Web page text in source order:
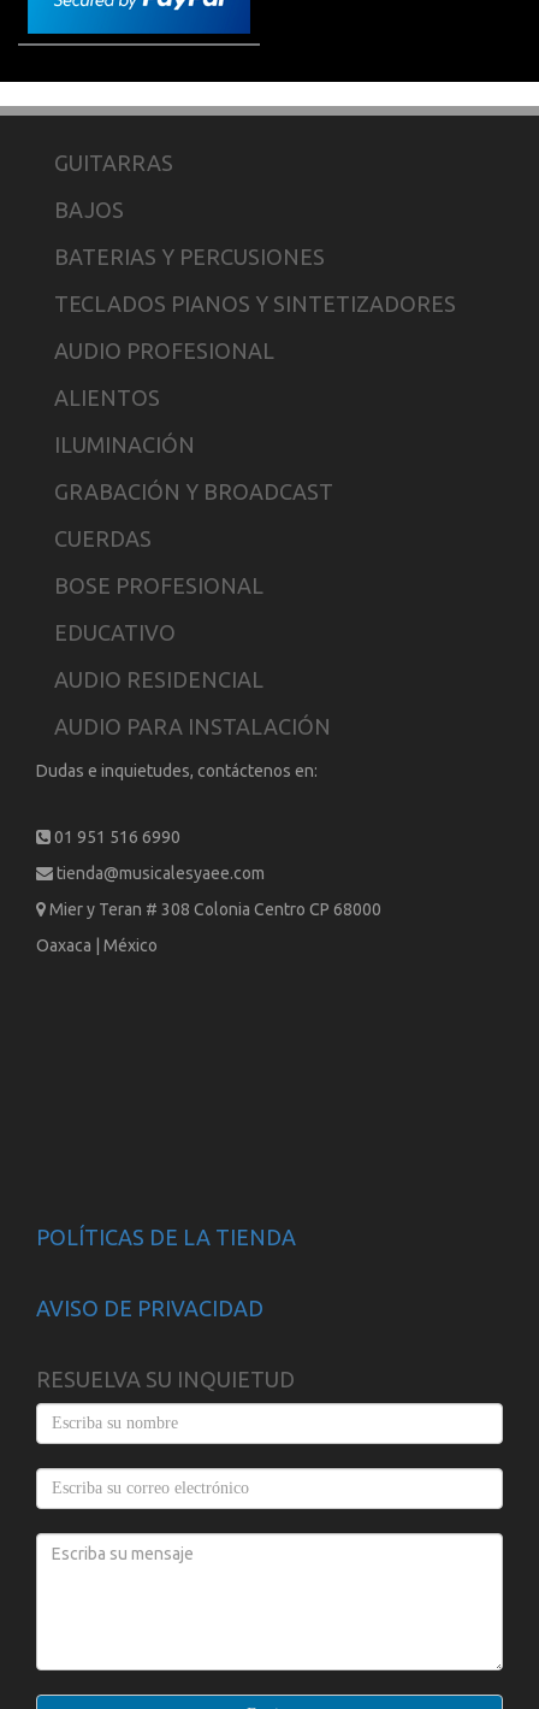
GUITARRAS
BAJOS
BATERIAS Y PERCUSIONES
TECLADOS PIANOS Y SINTETIZADORES
AUDIO PROFESIONAL
ALIENTOS
ILUMINACIÓN
GRABACIÓN Y BROADCAST
CUERDAS
BOSE PROFESIONAL
EDUCATIVO
AUDIO RESIDENCIAL
AUDIO PARA INSTALACIÓN
Dudas e inquietudes, contáctenos en:
01 951 516 6990
tienda@musicalesyaee.com
Mier y Teran # 308 Colonia Centro CP 68000
Oaxaca | México
POLÍTICAS DE LA TIENDA
AVISO DE PRIVACIDAD
RESUELVA SU INQUIETUD